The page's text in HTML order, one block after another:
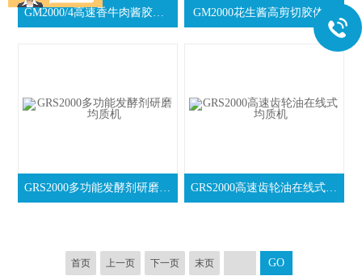
GM2000/4高速香牛肉酱胶体磨 GM2000花生酱高剪切胶体磨
GRS2000多功能发酵剂研磨均质机 GRS2000高速齿轮油在线式均质机
首页 上一页 下一页 末页